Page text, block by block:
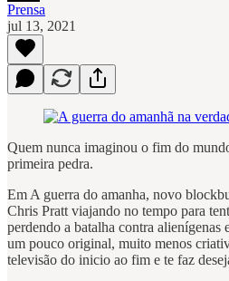
Prensa
jul 13, 2021
Quem nunca imaginou o fim do
primeira pedra.
Em A guerra do amanha, novo
Chris Pratt viajando no tempo para
perdendo a batalha contra alienígenas
um pouco original, muito menos
televisão do inicio ao fim e te faz